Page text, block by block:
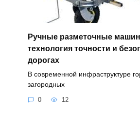
Ручные разметочные
технология точности и
дорогах
В современной инфраструктуре
загородных
0 12